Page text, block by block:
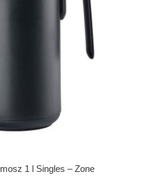
1 l Singles – Zone